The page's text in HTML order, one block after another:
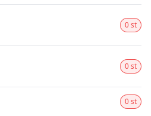
0 st
0 st
0 st